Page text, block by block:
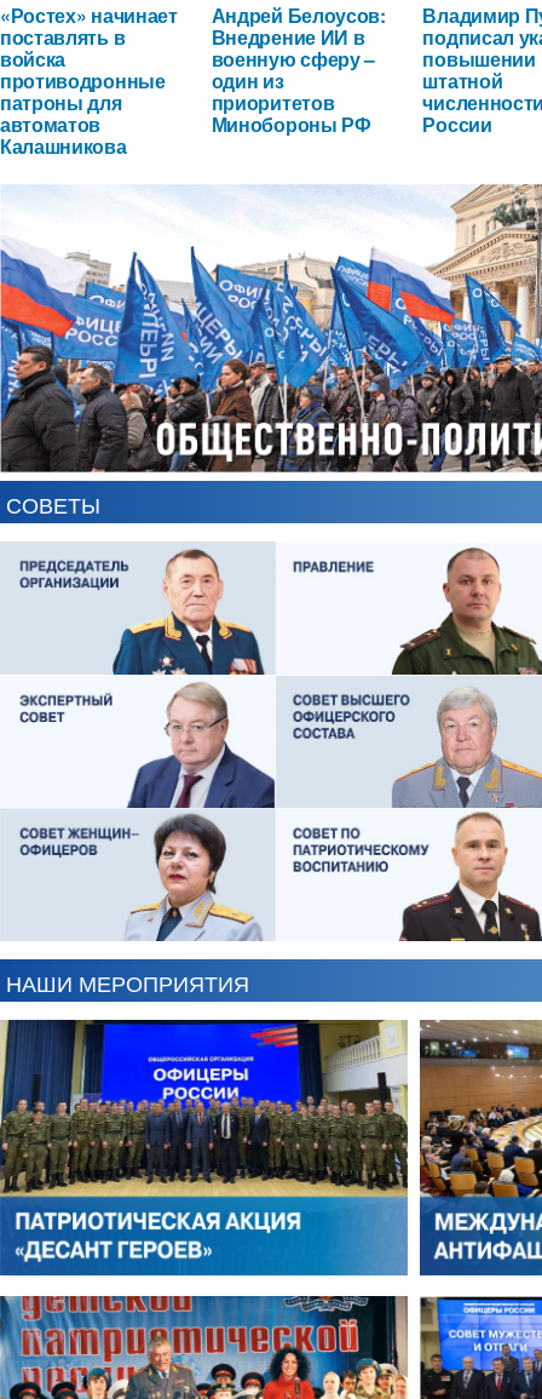
«Ростех» начинает
поставлять в
войска
противодронные
патроны для
автоматов
Калашникова
Андрей Белоусов:
Внедрение ИИ в
военную сферу –
один из
приоритетов
Минобороны РФ
Владимир
подписал
повышении
штатной
России
СОВЕТЫ
НАШИ МЕРОПРИЯТИЯ
АНТОН ЦВЕТКОВ ВИКТОР ЛИТОВКИН